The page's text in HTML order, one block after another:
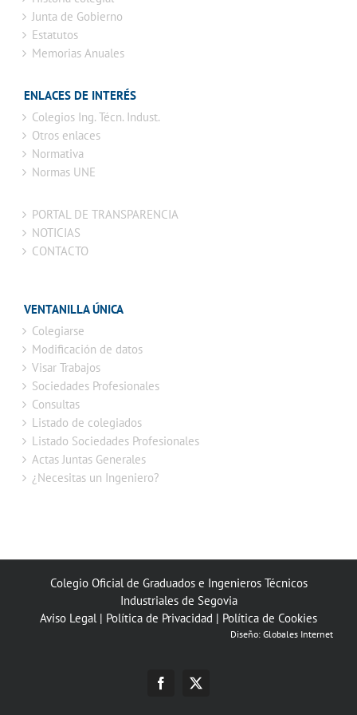
Junta de Gobierno
Estatutos
Memorias Anuales
ENLACES DE INTERÉS
Colegios Ing. Técn. Indust.
Otros enlaces
Normativa
Normas UNE
PORTAL DE TRANSPARENCIA
NOTICIAS
CONTACTO
VENTANILLA ÚNICA
Colegiarse
Modificación de datos
Visar Trabajos
Sociedades Profesionales
Consultas
Listado de colegiados
Listado Sociedades Profesionales
Actas Juntas Generales
¿Necesitas un Ingeniero?
Colegio Oficial de Graduados e Ingenieros Técnicos
Industriales de Segovia
Aviso Legal | Política de Privacidad | Política de Cookies
Diseño: Globales Internet
Facebook
X